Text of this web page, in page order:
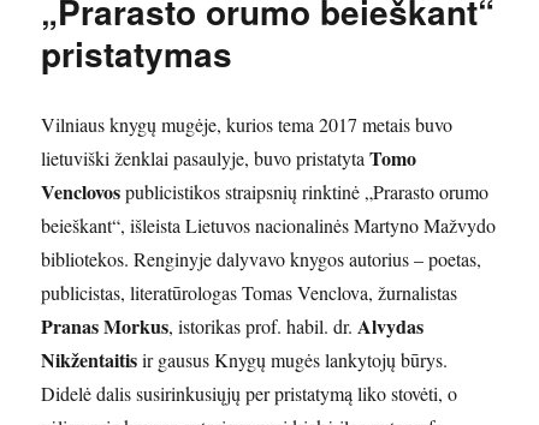
„Prarasto orumo beieškant“
pristatymas
Vilniaus knygų mugėje, kurios tema 2017 metais buvo
lietuviški ženklai pasaulyje, buvo pristatytaTomo
Venclovospublicistikos straipsnių rinktinė „Prarasto orumo
beieškant“, išleista Lietuvos nacionalinės Martyno Mažvydo
bibliotekos. Renginyje dalyvavo knygos autorius – poetas,
publicistas, literatūrologas Tomas Venclova, žurnalistas
Pranas Morkus, istorikas prof. habil. dr. Alvydas
Nikžentaitisir gausus Knygų mugės lankytojų būrys.
Didelė dalis susirinkusiųjų per pristatymą liko stovėti, o